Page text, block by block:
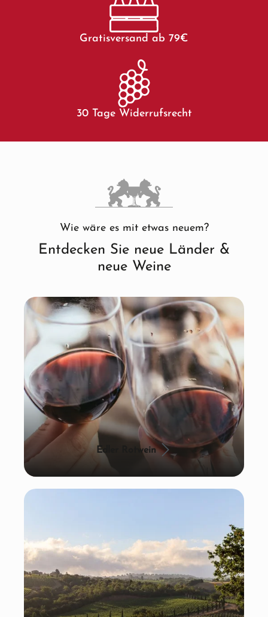
Gratisversand ab 79€
30 Tage Widerrufsrecht
Wie wäre es mit etwas neuem?
Entdecken Sie neue Länder &
neue Weine
Edler Rotwein